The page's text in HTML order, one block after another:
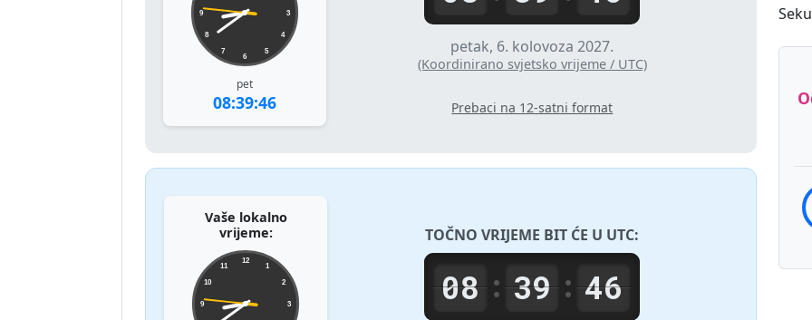
3
4
5
6
7
8
9
pet
08:39:46
petak, 6. kolovoza 2027.
(Koordinirano svjetsko vrijeme / UTC)
Prebaci na 12-satni format
Vaše lokalno
vrijeme:
12
1
2
3
9
10
11
TOČNO VRIJEME BIT ĆE U UTC:
08 : 39 : 46